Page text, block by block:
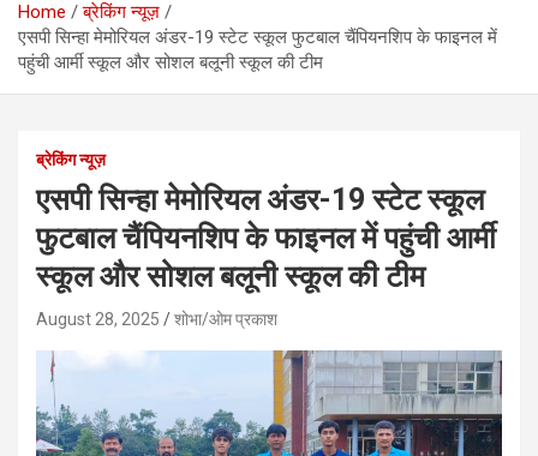
Home
ब्रेकिंग न्यूज़
एसपी सिन्हा मेमोरियल अंडर-19 स्टेट स्कूल फुटबाल चैंपियनशिप के फाइनल में
पहुंची आर्मी स्कूल और सोशल बलूनी स्कूल की टीम
ब्रेकिंग न्यूज़
एसपी सिन्हा मेमोरियल अंडर-19 स्टेट स्कूल
फुटबाल चैंपियनशिप के फाइनल में पहुंची आर्मी
स्कूल और सोशल बलूनी स्कूल की टीम
August 28, 2025 शोभा/ओम प्रकाश